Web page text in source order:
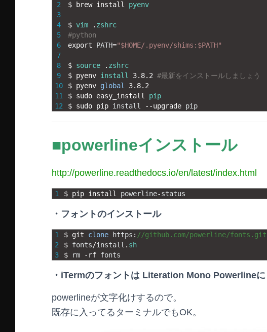
2
3
4
5
6
7
8
9
10
11
12
$
brew install pyenv
$ vim . zshrc
#python
export PATH="$HOME/.pyenv/shims:$PATH"
$ source . zshrc
$ pyenv install 3.8.2 #最新をインストールしましょう
$ pyenv global
3.8.2
$ sudo easy_install pip
$ sudo pip install --upgrade pip
■powerlineインストール
http://powerline.readthedocs.io/en/latest/index.html
1 $ pip install powerline-status
・フォントのインストール
1
2
3
$ git clone https : //github.com/powerline/fonts.git
$ fonts/install . sh
$
rm - rf fonts
・iTermのフォントは Literation Mono Powerlineに
powerlineが文字化けするので。
既存に入ってるターミナルでもOK。